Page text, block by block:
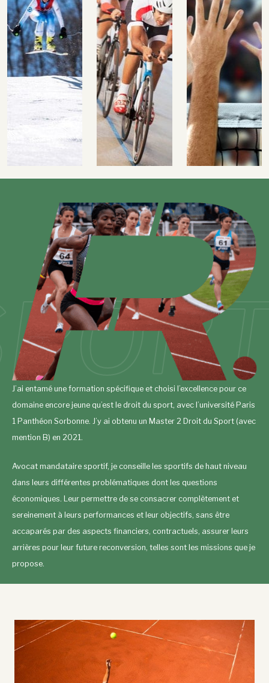
J’ai entamé une formation spécifique et choisi l’excellence pour ce
domaine encore jeune qu’est le droit du sport, avec l’université Paris
1 Panthéon Sorbonne. J’y ai obtenu un Master 2 Droit du Sport (avec
mention B) en 2021.
Avocat mandataire sportif, je conseille les sportifs de haut niveau
dans leurs différentes problématiques dont les questions
économiques. Leur permettre de se consacrer complètement et
sereinement à leurs performances et leur objectifs, sans être
accaparés par des aspects financiers, contractuels, assurer leurs
arrières pour leur future reconversion, telles sont les missions que je
propose.